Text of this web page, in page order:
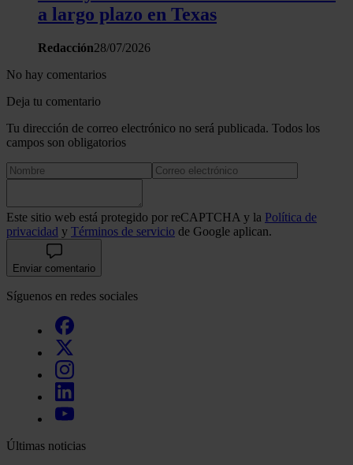
a largo plazo en Texas
Redacción28/07/2026
No hay comentarios
Deja tu comentario
Tu dirección de correo electrónico no será publicada. Todos los
campos son obligatorios
Este sitio web está protegido por reCAPTCHA y la Política de
privacidad y Términos de servicio de Google aplican.
Enviar comentario
Síguenos en redes sociales
Últimas noticias